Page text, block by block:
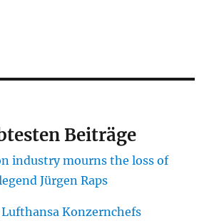
Beiträge
industry mourns the loss of
Jürgen Raps
Lufthansa Konzernchefs